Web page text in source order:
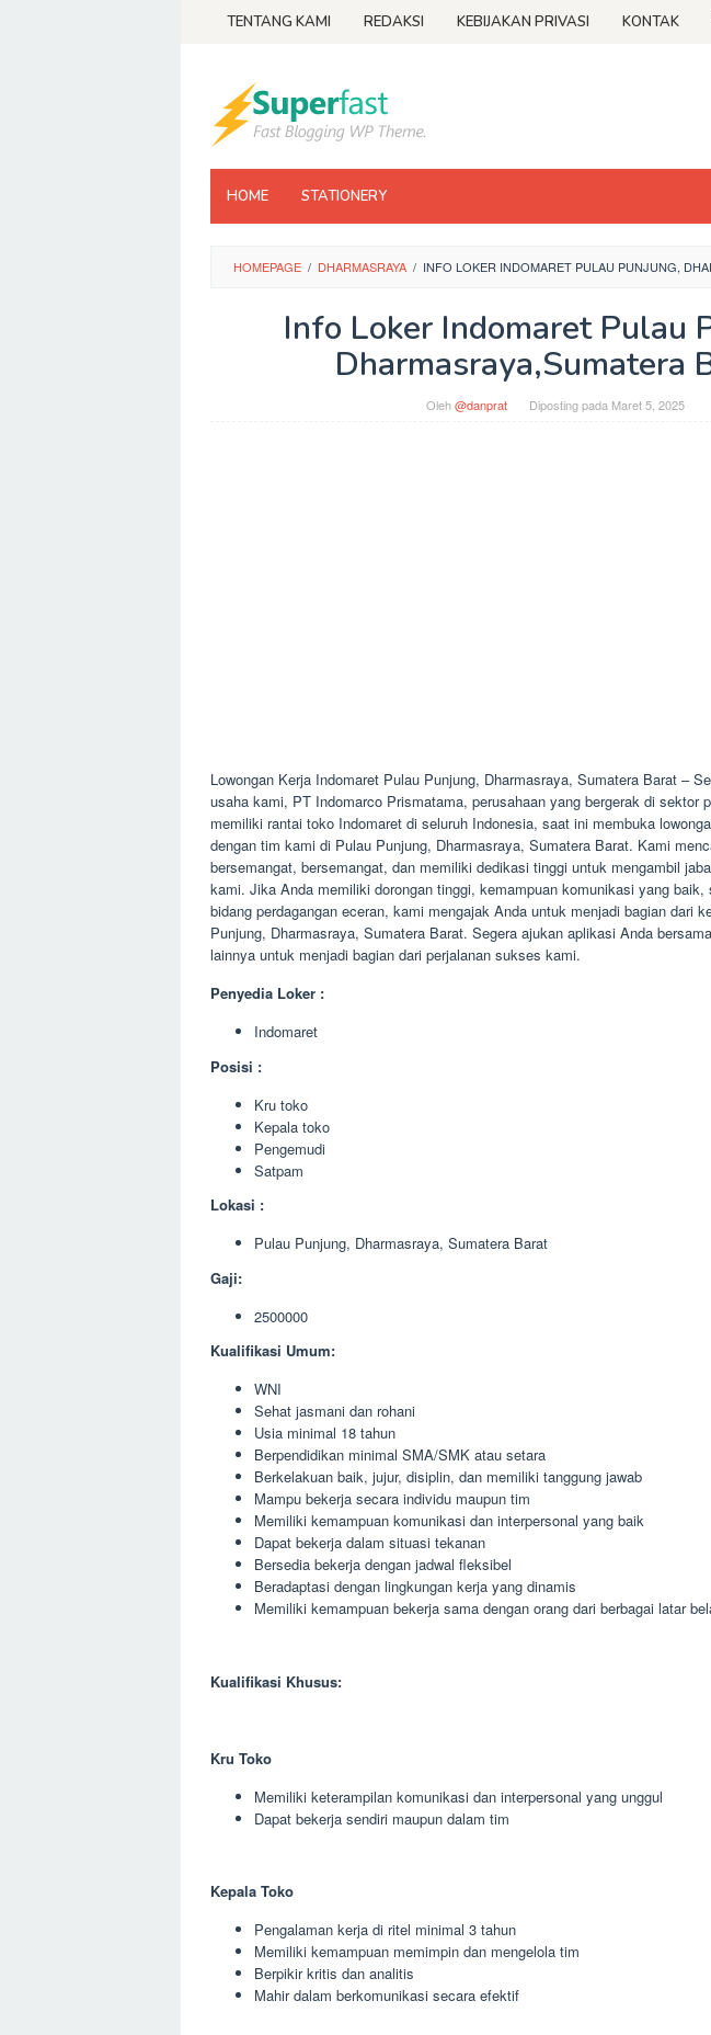
TENTANG KAMI REDAKSI KEBIJAKAN PRIVASI KONTAK
HOME STATIONERY
HOMEPAGE / DHARMASRAYA / INFO LOKER INDOMARET PULAU PUNJUNG,
Info Loker Indomaret Pulau
Dharmasraya,Sumatera
Oleh@danprat Diposting pada Maret 5, 2025
Lowongan Kerja Indomaret Pulau Punjung, Dharmasraya, Sumatera Barat –
usaha kami, PT Indomarco Prismatama, perusahaan yang bergerak di sektor
memiliki rantai toko Indomaret di seluruh Indonesia, saat ini membuka
dengan tim kami di Pulau Punjung, Dharmasraya, Sumatera Barat. Kami
bersemangat, bersemangat, dan memiliki dedikasi tinggi untuk mengambil
kami. Jika Anda memiliki dorongan tinggi, kemampuan komunikasi yang baik,
bidang perdagangan eceran, kami mengajak Anda untuk menjadi bagian dari
Punjung, Dharmasraya, Sumatera Barat. Segera ajukan aplikasi Anda
lainnya untuk menjadi bagian dari perjalanan sukses kami.
Penyedia Loker :
Indomaret
Posisi :
Kru toko
Kepala toko
Pengemudi
Satpam
Lokasi :
Pulau Punjung, Dharmasraya, Sumatera Barat
Gaji:
2500000
Kualifikasi Umum:
WNI
Sehat jasmani dan rohani
Usia minimal 18 tahun
Berpendidikan minimal SMA/SMK atau setara
Berkelakuan baik, jujur, disiplin, dan memiliki tanggung jawab
Mampu bekerja secara individu maupun tim
Memiliki kemampuan komunikasi dan interpersonal yang baik
Dapat bekerja dalam situasi tekanan
Bersedia bekerja dengan jadwal fleksibel
Beradaptasi dengan lingkungan kerja yang dinamis
Memiliki kemampuan bekerja sama dengan orang dari berbagai latar
Kualifikasi Khusus:
Kru Toko
Memiliki keterampilan komunikasi dan interpersonal yang unggul
Dapat bekerja sendiri maupun dalam tim
Kepala Toko
Pengalaman kerja di ritel minimal 3 tahun
Memiliki kemampuan memimpin dan mengelola tim
Berpikir kritis dan analitis
Mahir dalam berkomunikasi secara efektif